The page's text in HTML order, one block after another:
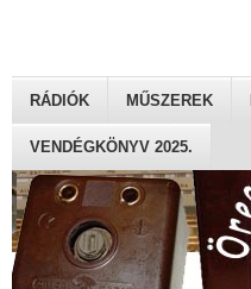
RÁDIÓK MŰSZEREK
VENDÉGKÖNYV 2025.